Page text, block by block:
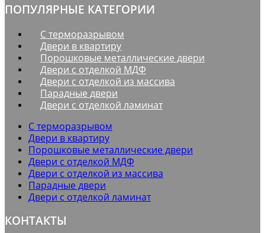
ПОПУЛЯРНЫЕ КАТЕГОРИИ
С терморазрывом
Двери в квартиру
Порошковые металлические двери
Двери с отделкой МДФ
Двери с отделкой из массива
Парадные двери
Двери с отделкой ламинат
С терморазрывом
Двери в квартиру
Порошковые металлические двери
Двери с отделкой МДФ
Двери с отделкой из массива
Парадные двери
Двери с отделкой ламинат
КОНТАКТЫ